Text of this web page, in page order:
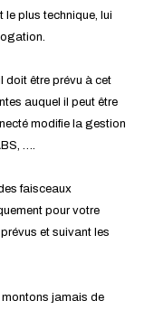
le plus technique, lui
doit être prévu à cet
auquel il peut être
modifie la gestion
….
faisceaux
pour votre
et suivant les
jamais de